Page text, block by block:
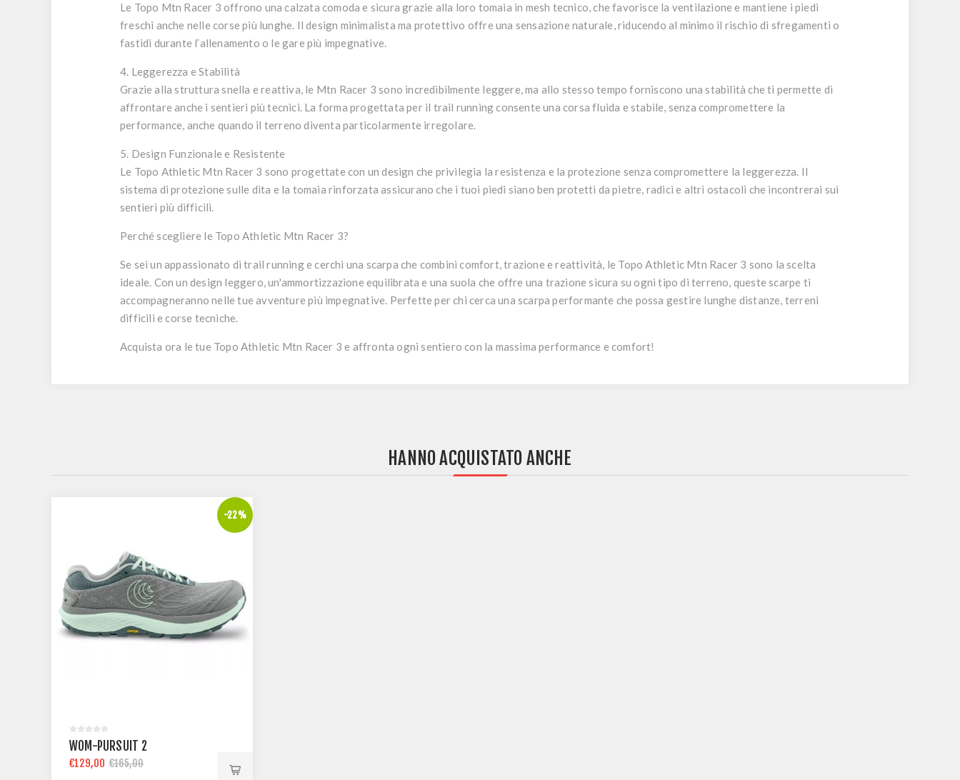
Le Topo Mtn Racer 3 offrono una calzata comoda e sicura grazie alla loro tomaia in mesh tecnico, che favorisce la ventilazione e mantiene i piedi
freschi anche nelle corse più lunghe. Il design minimalista ma protettivo offre una sensazione naturale, riducendo al minimo il rischio di sfregamenti o
fastidi durante l’allenamento o le gare più impegnative.
4. Leggerezza e Stabilità
Grazie allastruttura snella e reattiva, le Mtn Racer 3 sono incredibilmente leggere, ma allo stesso tempo forniscono una stabilità che ti permette di
affrontare anche i sentieri più tecnici. La forma progettata per il trail running consente una corsa fluida e stabile, senza compromettere la
performance, anche quando il terreno diventa particolarmente irregolare.
5. Design Funzionale e Resistente
Le Topo Athletic Mtn Racer 3 sono progettate con un design che privilegia la resistenza e la protezione senza compromettere la leggerezza. Il
sistema di protezione sulle dita e la tomaia rinforzata assicurano che i tuoi piedi siano ben protetti da pietre, radici e altri ostacoli che incontrerai sui
sentieri più difficili.
Perché scegliere le Topo Athletic Mtn Racer 3?
Se sei un appassionato di trail running e cerchi una scarpa che combini comfort, trazione e reattività, le Topo Athletic Mtn Racer 3 sono la scelta
ideale. Con un design leggero, un'ammortizzazione equilibrata e una suola che offre una trazione sicura su ogni tipo di terreno, queste scarpe ti
accompagneranno nelle tue avventure più impegnative. Perfette per chi cerca una scarpa performante che possa gestire lunghe distanze, terreni
difficili e corse tecniche.
Acquista ora le tue Topo Athletic Mtn Racer 3 e affronta ogni sentiero con la massima performance e comfort!
HANNO ACQUISTATO ANCHE
-22%
WOM-PURSUIT 2
€129,00 €165,00